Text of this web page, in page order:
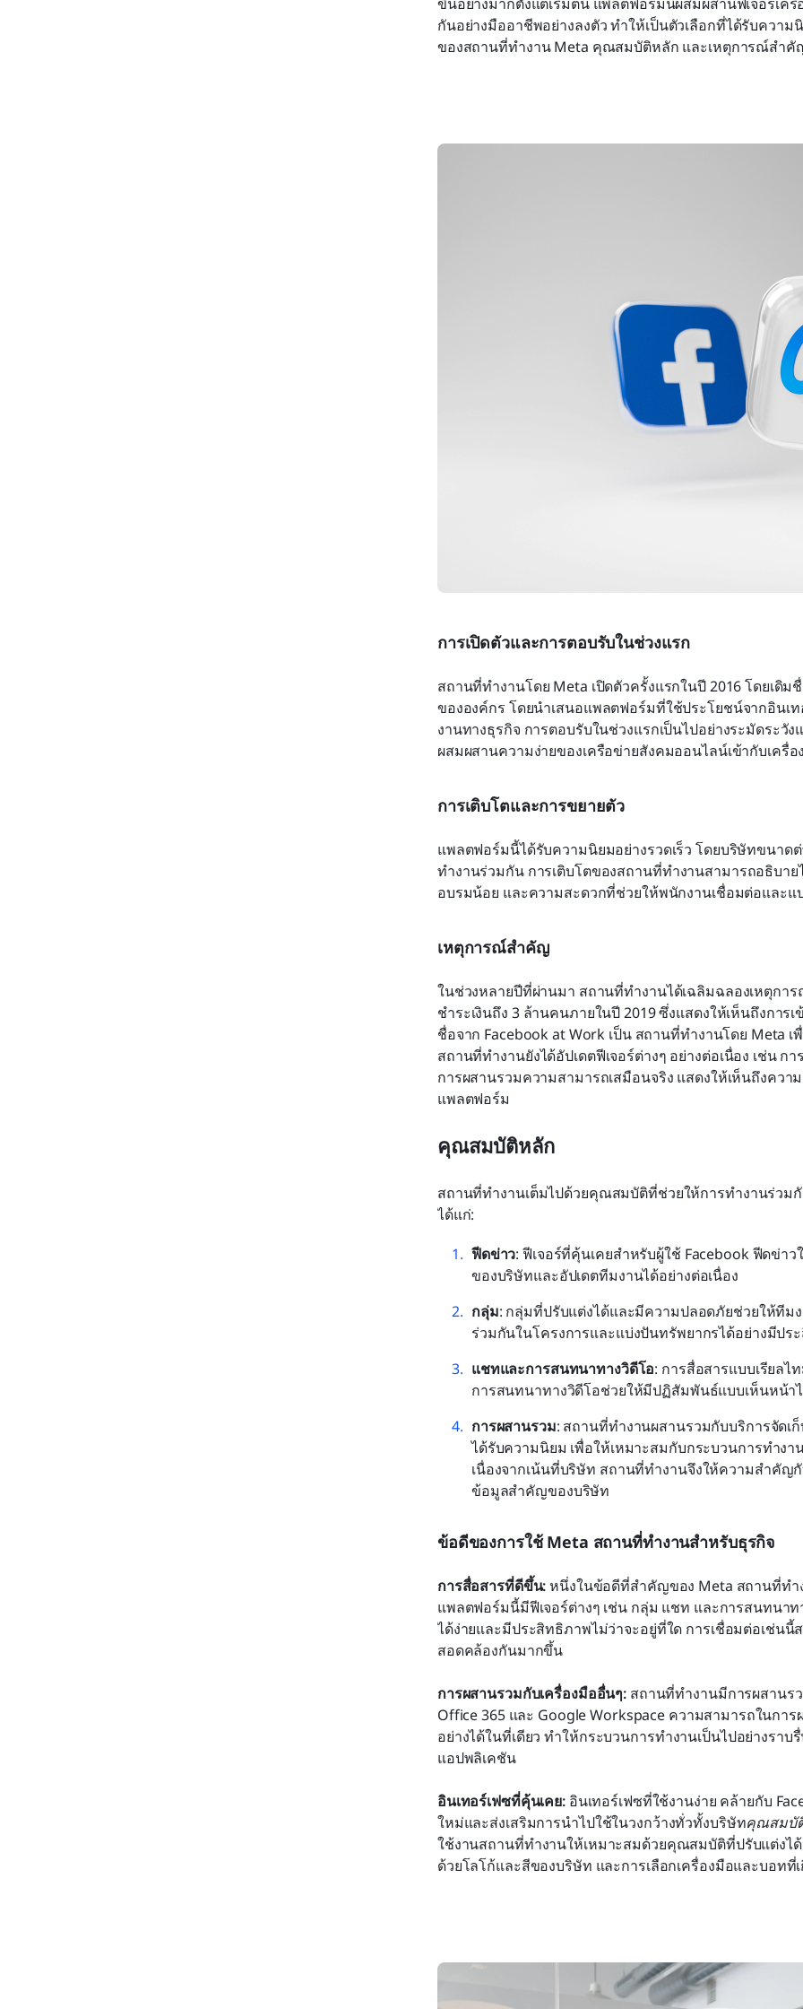
กันอย่างมืออาชีพอย่างลงตัว ทำให้เป็นตัวเลือกที่ได้รับควา
ของสถานที่ทำงาน Meta คุณสมบัติหลัก และเหตุการณ์สำคั
การเปิดตัวและการตอบรับในช่วงแรก
สถานที่ทำงานโดย Meta เปิดตัวครั้งแรกในปี 2016 โดยเดิ
ขององค์กร โดยนำเสนอแพลตฟอร์มที่ใช้ประโยชน์จากอินเ
งานทางธุรกิจ การตอบรับในช่วงแรกเป็นไปอย่างระมัดระ
ผสมผสานความง่ายของเครือข่ายสังคมออนไลน์เข้ากับเครื่
การเติบโตและการขยายตัว
แพลตฟอร์มนี้ได้รับความนิยมอย่างรวดเร็ว โดยบริษัทขนาด
ทำงานร่วมกัน การเติบโตของสถานที่ทำงานสามารถอธิบา
อบรมน้อย และความสะดวกที่ช่วยให้พนักงานเชื่อมต่อและแ
เหตุการณ์สำคัญ
ในช่วงหลายปีที่ผ่านมา สถานที่ทำงานได้เฉลิมฉลองเหตุก
ชำระเงินถึง 3 ล้านคนภายในปี 2019 ซึ่งแสดงให้เห็นถึงกา
ชื่อจาก Facebook at Work เป็น สถานที่ทำงานโดย Meta
สถานที่ทำงานยังได้อัปเดตฟีเจอร์ต่างๆ อย่างต่อเนื่อง เช่น
การผสานรวมความสามารถเสมือนจริง แสดงให้เห็นถึงคว
แพลตฟอร์ม
คุณสมบัติหลัก
สถานที่ทำงานเต็มไปด้วยคุณสมบัติที่ช่วยให้การทำงานร่วม
ได้แก่:
ฟีดข่าว: ฟีเจอร์ที่คุ้นเคยสำหรับผู้ใช้ Facebook ฟีดข่
ของบริษัทและอัปเดตทีมงานได้อย่างต่อเนื่อง
กลุ่ม: กลุ่มที่ปรับแต่งได้และมีความปลอดภัยช่วยให้ที
ร่วมกันในโครงการและแบ่งปันทรัพยากรได้อย่างมีปร
แชทและการสนทนาทางวิดีโอ: การสื่อสารแบบเรียลไ
การสนทนาทางวิดีโอช่วยให้มีปฏิสัมพันธ์แบบเห็นหน้า
การผสานรวม: สถานที่ทำงานผสานรวมกับบริการจัด
ได้รับความนิยม เพื่อให้เหมาะสมกับกระบวนการทำง
เนื่องจากเน้นที่บริษัท สถานที่ทำงานจึงให้ความสำคัญ
ข้อมูลสำคัญของบริษัท
ข้อดีของการใช้ Meta สถานที่ทำงานสำหรับธุรกิจ
การสื่อสารที่ดีขึ้น: หนึ่งในข้อดีที่สำคัญของ Meta สถานที่ทำ
แพลตฟอร์มนี้มีฟีเจอร์ต่างๆ เช่น กลุ่ม แชท และการสนทนา
ได้ง่ายและมีประสิทธิภาพไม่ว่าจะอยู่ที่ใด การเชื่อมต่อเช่น
สอดคล้องกันมากขึ้น
การผสานรวมกับเครื่องมืออื่นๆ: สถานที่ทำงานมีการผสานร
Office 365 และ Google Workspace ความสามารถในกา
อย่างได้ในที่เดียว ทำให้กระบวนการทำงานเป็นไปอย่างรา
แอปพลิเคชัน
อินเทอร์เฟซที่คุ้นเคย: อินเทอร์เฟซที่ใช้งานง่าย คล้ายกับ
ใหม่และส่งเสริมการนำไปใช้ในวงกว้างทั่วทั้งบริษัทคุณสมบั
ใช้งานสถานที่ทำงานให้เหมาะสมด้วยคุณสมบัติที่ปรับแต่งไ
ด้วยโลโก้และสีของบริษัท และการเลือกเครื่องมือและบอท